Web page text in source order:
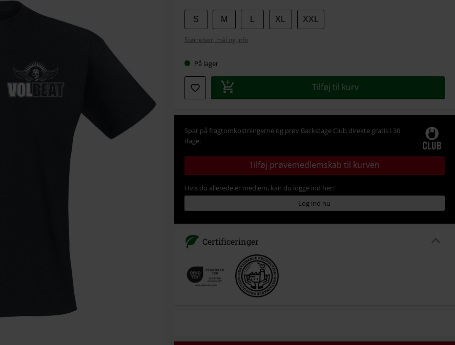
Vælg
din
størrelse
S M XL XXL
Størrelser, mål og info
På lager
Tilføj til kurv
Spar på fragtomkostningerne og prøv Backstage Club direkte gratis i 30
dage:
Tilføj prøvemedlemskab til kurven
Hvis du allerede er medlem, kan du logge ind her:
Log ind nu
Certificeringer